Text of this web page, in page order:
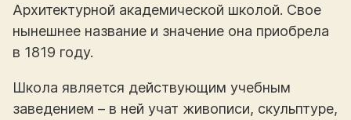
Архитектурной академической школой. Свое
нынешнее название и значение она приобрела
в 1819 году.
Школа является действующим учебным
заведением – в ней учат живописи, скульптуре,